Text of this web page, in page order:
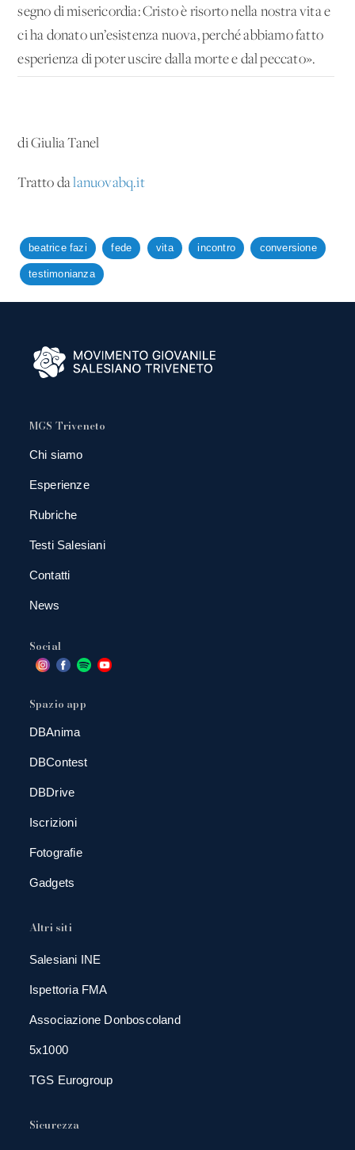
segno di misericordia: Cristo è risorto nella nostra vita e
ci ha donato un’esistenza nuova, perché abbiamo fatto
esperienza di poter uscire dalla morte e dal peccato».
di Giulia Tanel
Tratto dalanuovabq.it
beatrice fazi fede vita incontro conversione
testimonianza
MGS Triveneto
Chi siamo
Esperienze
Rubriche
Testi Salesiani
Contatti
News
Social
Spazio app
DBAnima
DBContest
DBDrive
Iscrizioni
Fotografie
Gadgets
Altri siti
Salesiani INE
Ispettoria FMA
Associazione Donboscoland
5x1000
TGS Eurogroup
Sicurezza